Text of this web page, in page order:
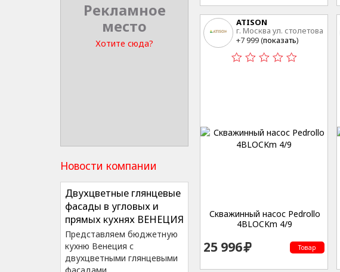
Рекламное
место
Хотите сюда?
Новости компании
Двухцветные глянцевые
фасады в угловых и
прямых кухнях ВЕНЕЦИЯ
Представляем бюджетную
кухню Венеция с
двухцветными глянцевыми
фасадами
ATISON
г. Москва ул. столетова
15
+7 999 (показать)
Скважинный насос Pedrollo
4BLOCKm 4/9
25 996 Товар